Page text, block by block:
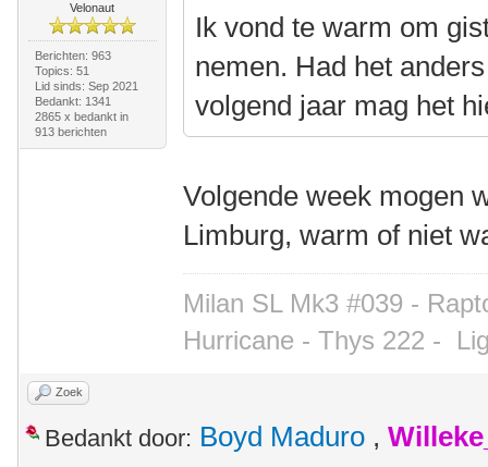
Velonaut
Berichten: 963
Topics: 51
Lid sinds: Sep 2021
Bedankt: 1341
2865 x bedankt in
913 berichten
Ik vond te warm om
nemen. Had het
volgend jaar mag het
Volgende week mogen
Limburg, warm of niet
Milan SL Mk3 #039 -
Hurricane - Thys 222 -
Zoek
Bedankt door: Boyd Maduro ,